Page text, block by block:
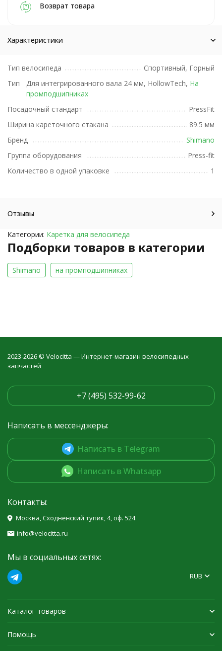
Возврат товара
Характеристики
Тип велосипеда
Спортивный, Горный
Тип
Для интегрированного вала 24 мм, HollowTech, На
промподшипниках
Посадочный стандарт
PressFit
Ширина кареточного стакана
89.5 мм
Бренд
Shimano
Группа оборудования
Press-fit
Количество в одной упаковке
1
Отзывы
Категории: Каретка для велосипеда
Подборки товаров в категории
Shimano на промподшипниках
2023-2026 © Velocitta — Интернет-магазин велосипедных
запчастей
+7 (495) 532-99-62
Написать в мессенджеры:
Написать в Telegram
Написать в Whatsapp
Контакты:
Москва, Сходненский тупик, 4, оф. 524
info@velocitta.ru
Мы в социальных сетях:
RUB
Каталог товаров
Помощь